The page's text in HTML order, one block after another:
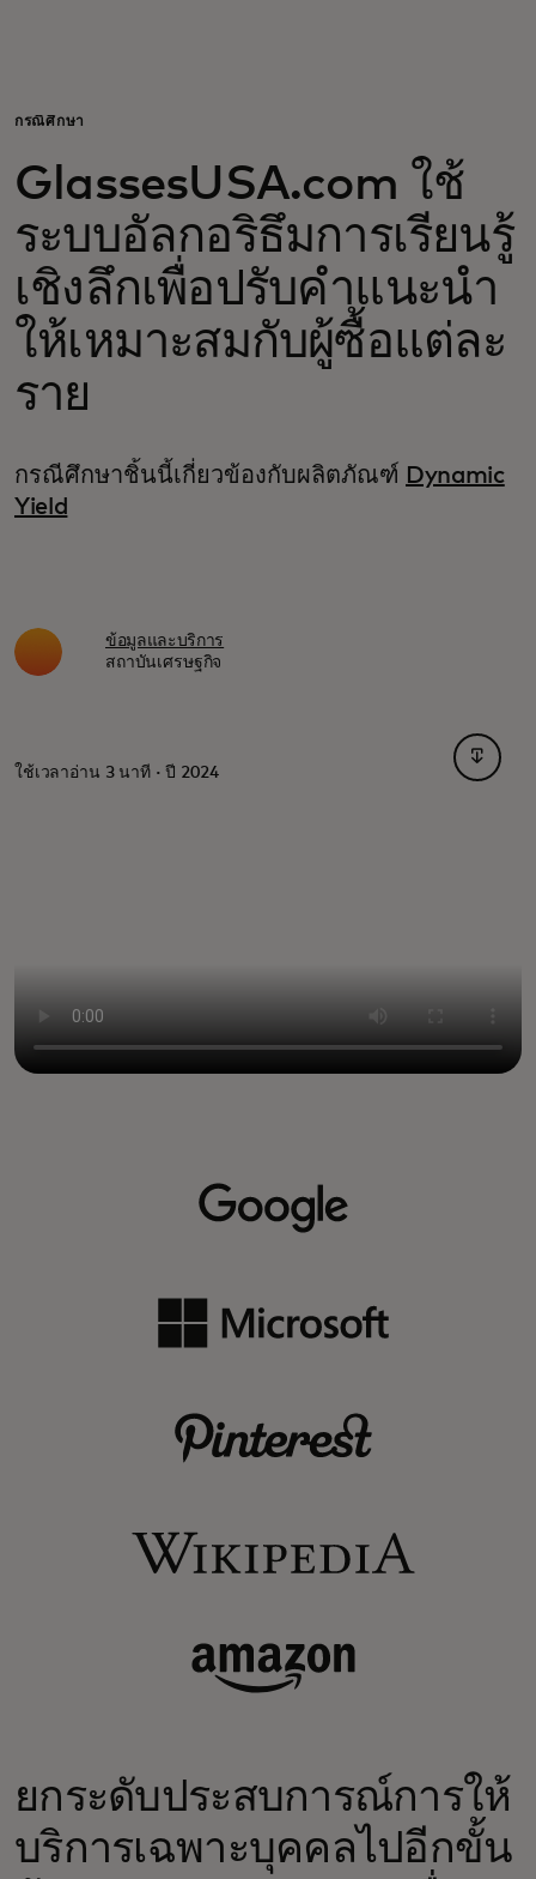
สำหรับธุรกิจ
เพื่อโลก
สำหรับผู้สร้างนวัตกรรม
ข่าวสารและแนวโน้ม
กรณีศึกษา
GlassesUSA.com ใช้
ระบบอัลกอริธึมการเรียนรู้
เชิงลึกเพื่อปรับคำแนะนำ
ให้เหมาะสมกับผู้ซื้อแต่ละ
ราย
กรณีศึกษาชิ้นนี้เกี่ยวข้องกับผลิตภัณฑ์ Dynamic
Yield
ข้อมูลและบริการ
สถาบันเศรษฐกิจ
ใช้เวลาอ่าน 3 นาที · ปี 2024
opens
ยกระดับประสบการณ์การให้
บริการเฉพาะบุคคลไปอีกขั้น